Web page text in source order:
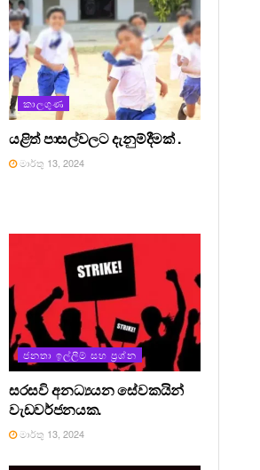
කාලගුණ
යළිත් පාසල්වලට දැනුම්දීමක් .
මාර්තු 13, 2024
ජනතා ඉල්ලීම් සහ ප්‍රශ්න
සරසවි අනධ්‍යයන සේවකයින්
වැඩවර්ජනයක.
මාර්තු 13, 2024